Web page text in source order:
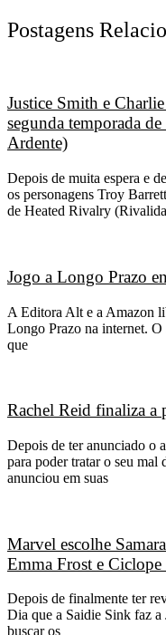
Postagens
Justice Smith e
segunda temporada
Ardente)
Depois de muita espera e
os personagens Troy
de Heated Rivalry
Jogo a Longo Prazo
A Editora Alt e a Amazon
Longo Prazo na internet.
que
Rachel Reid finaliza a
Depois de ter anunciado o
para poder tratar o seu mal
anunciou em suas
Marvel escolhe
Emma Frost e
Depois de finalmente ter
Dia que a Saidie Sink faz a
buscar os